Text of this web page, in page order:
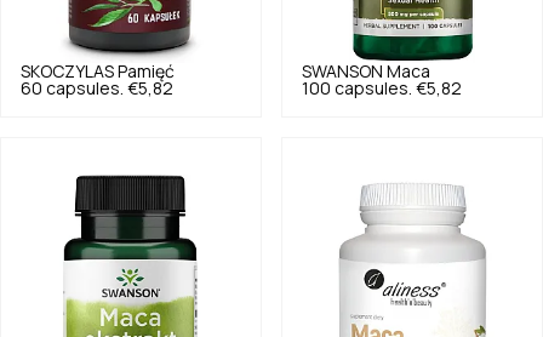
SKOCZYLAS Pamięć
60 capsules. €5,82
SWANSON Maca
100 capsules. €5,82